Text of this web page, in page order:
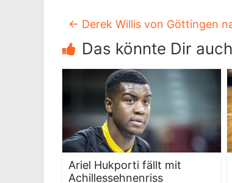
← Derek Willis von Göttingen
Das könnte Dir
Ariel Hukporti fällt mit
Achillessehnenriss